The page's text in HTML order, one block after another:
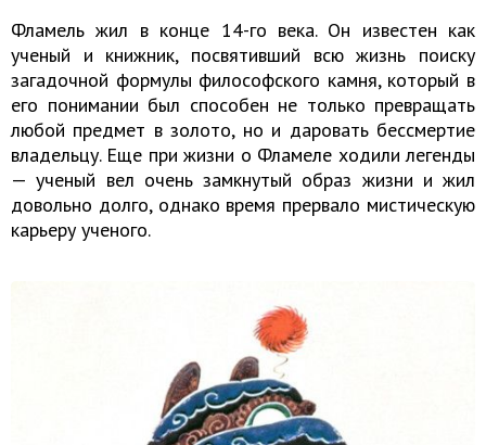
Фламель жил в конце 14-го века. Он известен как
ученый и книжник, посвятивший всю жизнь поиску
загадочной формулы философского камня, который в
его понимании был способен не только превращать
любой предмет в золото, но и даровать бессмертие
владельцу. Еще при жизни о Фламеле ходили легенды
— ученый вел очень замкнутый образ жизни и жил
довольно долго, однако время прервало мистическую
карьеру ученого.